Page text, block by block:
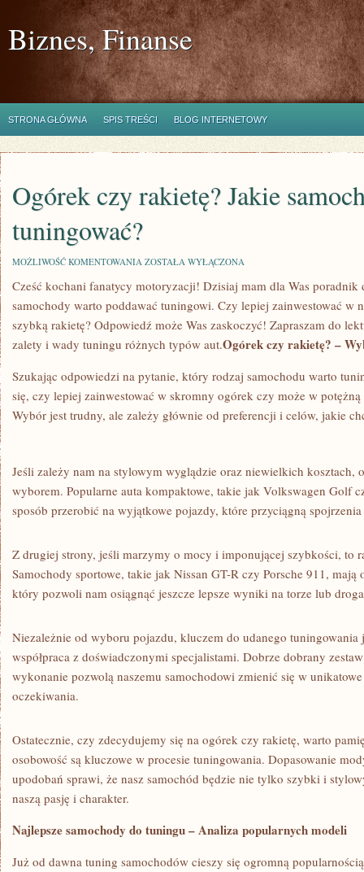
Biznes, Finanse
STRONA GŁÓWNA SPIS TREŚCI BLOG INTERNETOWY
Ogórek czy rakietę? Jakie
tuningować?
MOŻLIWOŚĆ KOMENTOWANIA OGÓREK
RAKIETĘ?
JAKIE
SAMOCHODY
WARTO
ZOSTAŁA WYŁĄCZONA
Cześć kochani fanatycy motoryzacji! Dzisiaj mam dla Was poradnik
samochody warto poddawać tuningowi. Czy lepiej ‍zainwestować⁣ w
szybką⁣ rakietę? Odpowiedź może Was ⁢zaskoczyć! Zapraszam do
zalety i wady tuningu różnych typów​ aut.Ogórek czy rakietę? –
Szukając odpowiedzi na⁤ pytanie, ​który rodzaj samochodu warto
się, czy lepiej zainwestować w skromny ogórek czy może w⁣ potężną‌
Wybór jest trudny,​ ale zależy głównie od preferencji i celów, jakie
Jeśli zależy nam na ⁤stylowym‌ wyglądzie oraz niewielkich kosztach,⁣
wyborem.‌ Popularne auta ​kompaktowe, ⁣takie jak⁤ Volkswagen Golf
sposób przerobić na‍ wyjątkowe pojazdy, które przyciągną
Z drugiej strony, jeśli marzymy o ‍mocy⁤ i ⁣imponującej szybkości,​ to
Samochody sportowe, takie jak Nissan⁤ GT-R ⁤czy Porsche 911, mają
który pozwoli nam osiągnąć jeszcze lepsze wyniki na torze lub
Niezależnie od wyboru pojazdu, kluczem do ​udanego tuningowania
współpraca z doświadczonymi specjalistami.⁢ Dobrze dobrany
wykonanie pozwolą naszemu samochodowi zmienić się w unikatowe
oczekiwania.
Ostatecznie, czy zdecydujemy się‍ na ogórek czy ‍rakietę, warto
osobowość są kluczowe w procesie tuningowania. Dopasowanie
upodobań sprawi, że nasz ‌samochód będzie nie tylko szybki i
naszą pasję i charakter.
Najlepsze ​samochody do tuningu – Analiza⁤ popularnych ⁣modeli
Już od dawna tuning samochodów⁢ cieszy się ogromną